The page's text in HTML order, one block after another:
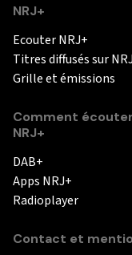
NRJ+
Ecouter NRJ+
Titres diffusés sur
Grille et émissions
Comment écouter
NRJ+
DAB+
Apps NRJ+
Radioplayer
Contact et